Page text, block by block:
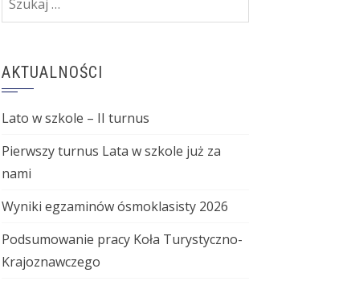
AKTUALNOŚCI
Lato w szkole – II turnus
Pierwszy turnus Lata w szkole już za
nami
Wyniki egzaminów ósmoklasisty 2026
Podsumowanie pracy Koła Turystyczno-
Krajoznawczego